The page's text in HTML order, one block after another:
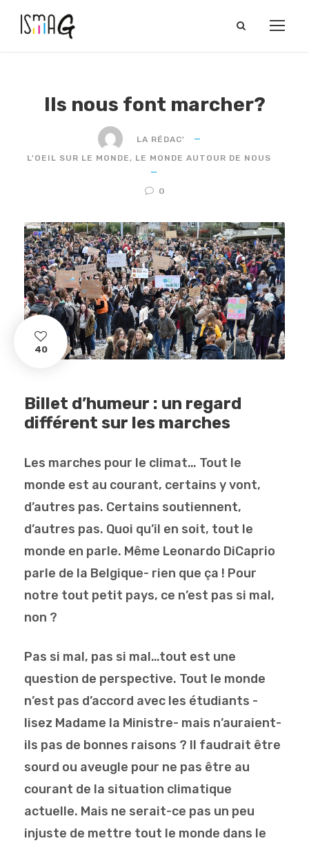
Ils nous font marcher?
LA RÉDAC'
L'OEIL SUR LE MONDE, LE MONDE AUTOUR DE NOUS
0
40
Billet d’humeur : un regard
différent sur les marches
Les marches pour le climat… Tout le
monde est au courant, certains y vont,
d’autres pas. Certains soutiennent,
d’autres pas. Quoi qu’il en soit, tout le
monde en parle. Même Leonardo DiCaprio
parle de la Belgique- rien que ça ! Pour
notre tout petit pays, ce n’est pas si mal,
non ?
Pas si mal, pas si mal…tout est une
question de perspective. Tout le monde
n’est pas d’accord avec les étudiants -
lisez Madame la Ministre- mais n’auraient-
ils pas de bonnes raisons ? Il faudrait être
sourd ou aveugle pour ne pas être au
courant de la situation climatique
actuelle. Mais ne serait-ce pas un peu
injuste de mettre tout le monde dans le